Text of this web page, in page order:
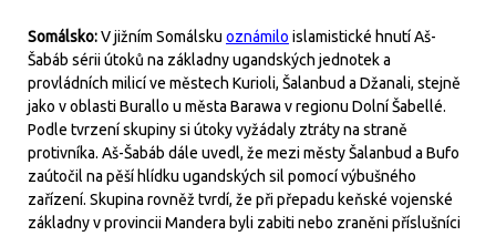
Somálsko:V jižním Somálsku oznámilo islamistické hnutí Aš-
Šabáb sérii útoků na základny ugandských jednotek a
provládních milicí ve městech Kurioli, Šalanbud a Džanali, stejně
jako v oblasti Burallo u města Barawa v regionu Dolní Šabellé.
Podle tvrzení skupiny si útoky vyžádaly ztráty na straně
protivníka. Aš-Šabáb dále uvedl, že mezi městy Šalanbud a Bufo
zaútočil na pěší hlídku ugandských sil pomocí výbušného
zařízení. Skupina rovněž tvrdí, že při přepadu keňské vojenské
základny v provincii Mandera byli zabiti nebo zraněni příslušníci